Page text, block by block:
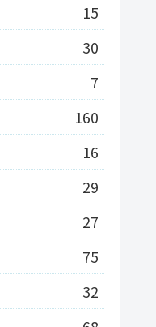
15
30
7
160
16
29
27
75
32